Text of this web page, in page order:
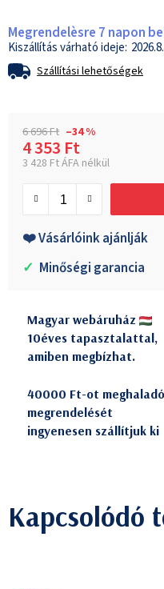
Megrendelèsre 7 napon
Szállítási lehetőségek
6 696 Ft –34 %
4 353 Ft
3 428 Ft ÁFA nélkül
❤️ Vásárlóink ajánlják
✓ Minőségi garancia
Magyar webáruház
10éves tapasztalattal,
amiben megbízhat.
40000 Ft-ot meghaladó
megrendelését
ingyenesen szállítjuk ki
Kapcsolódó